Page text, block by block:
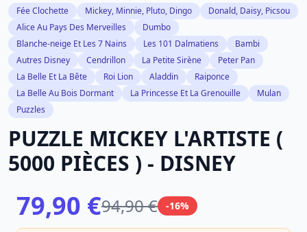
Fée Clochette Mickey, Minnie, Pluto, Dingo
Donald, Daisy, Picsou
Alice Au Pays Des Merveilles
Dumbo
Blanche-neige Et Les 7 Nains
Les 101 Dalmatiens
Bambi
Autres Disney
Cendrillon La Petite Sirène
Peter Pan
La Belle Et La Bête
Roi Lion Aladdin
Raiponce
La Belle Au Bois Dormant
La Princesse Et La Grenouille
Mulan
Puzzles
PUZZLE MICKEY L'ARTISTE (
5000 PIÈCES ) - DISNEY
79,90 €94,90 € -16%